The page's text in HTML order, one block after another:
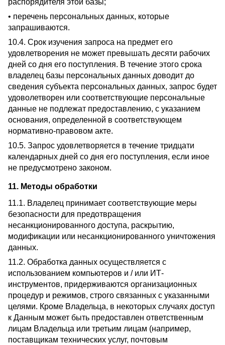
• перечень персональных данных, которые
запрашиваются.
10.4. Срок изучения запроса на предмет его
удовлетворения не может превышать десяти рабочих
дней со дня его поступления. В течение этого срока
владелец базы персональных данных доводит до
сведения субъекта персональных данных, запрос будет
удоволетворен или соответствующие персональные
данные не подлежат предоставлению, с указанием
основания, определенной в соответствующем
нормативно-правовом акте.
10.5. Запрос удовлетворяется в течение тридцати
календарных дней со дня его поступления, если иное
не предусмотрено законом.
11. Методы обработки
11.1. Владелец принимает соответствующие меры
безопасности для предотвращения
несанкционированного доступа, раскрытию,
модификации или несанкционированного уничтожения
данных.
11.2. Обработка данных осуществляется с
использованием компьютеров и / или ИТ-
инструментов, придерживаются организационных
процедур и режимов, строго связанных с указанными
целями. Кроме Владельца, в некоторых случаях доступ
к Данным может быть предоставлен ответственным
лицам Владельца или третьим лицам (например,
поставщикам технических услуг, почтовым